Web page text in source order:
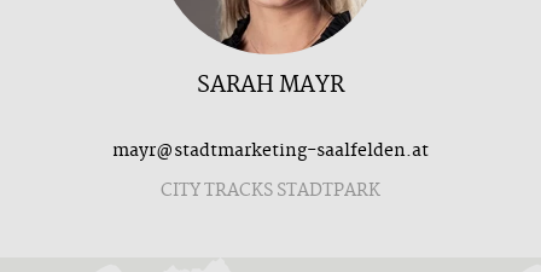
SARAH MAYR
mayr@stadtmarketing-saalfelden.at
CITY TRACKS STADTPARK